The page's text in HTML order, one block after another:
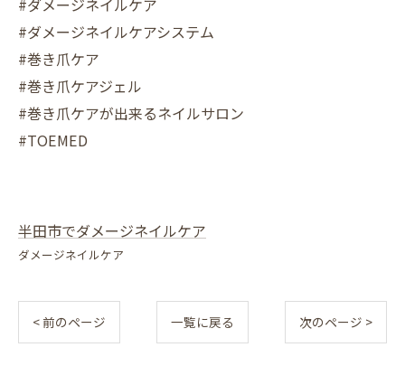
#ダメージネイルケア
#ダメージネイルケアシステム
#巻き爪ケア
#巻き爪ケアジェル
#巻き爪ケアが出来るネイルサロン
#TOEMED
半田市でダメージネイルケア
ダメージネイルケア
< 前のページ 一覧に戻る 次のページ >